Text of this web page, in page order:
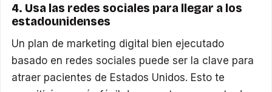
4. Usa las redes sociales para llegar a los
estadounidenses
Un plan de marketing digital bien ejecutado
basado en redes sociales puede ser la clave para
atraer pacientes de Estados Unidos. Esto te